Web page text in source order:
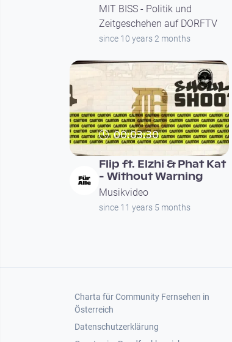
MIT BISS - Politik und
Zeitgeschehen auf DORFTV
since 10 years 2 months
00:03:30
Flip ft. Elzhi & Phat Kat
- Without Warning
Musikvideo
since 11 years 5 months
Footer 1
Charta für Community Fernsehen in
Österreich
Datenschutzerklärung